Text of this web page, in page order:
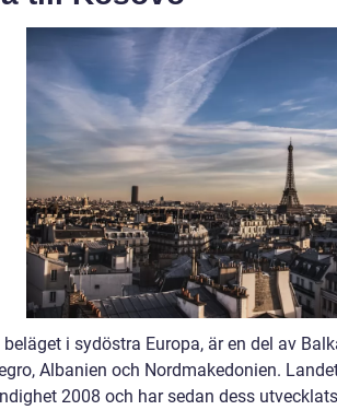
beläget i sydöstra Europa, är en del av
Albanien och Nordmakedonien.
2008 och har sedan dess